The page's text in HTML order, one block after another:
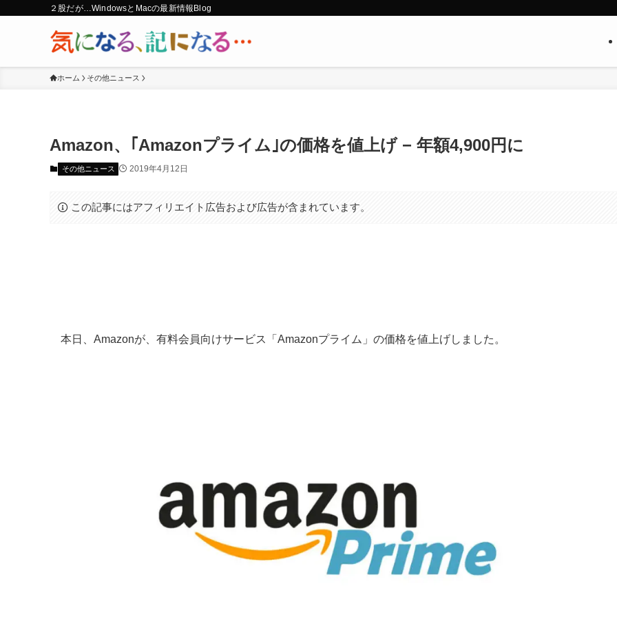
２股だが…WindowsとMacの最新情報Blog
ホーム その他ニュース
Amazon、｢Amazonプライム｣の価格を値上げ − 年額4,900円に
その他ニュース 2019年4月12日
この記事にはアフィリエイト広告および広告が含まれています。
本日、Amazonが、有料会員向けサービス「Amazonプライム」の価格を値上げしました。